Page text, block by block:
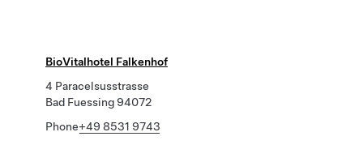
BioVitalhotel Falkenhof
4 Paracelsusstrasse
Bad Fuessing 94072
Phone+49 8531 9743